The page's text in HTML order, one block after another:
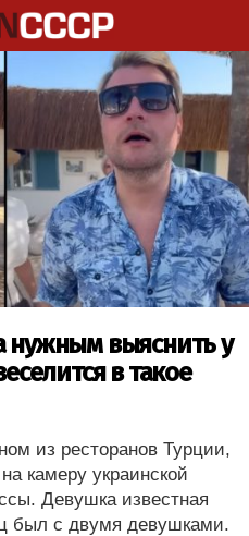
нужным выяснить у
в такое
из ресторанов Турции,
камеру украинской
Девушка известная
был с двумя девушками.